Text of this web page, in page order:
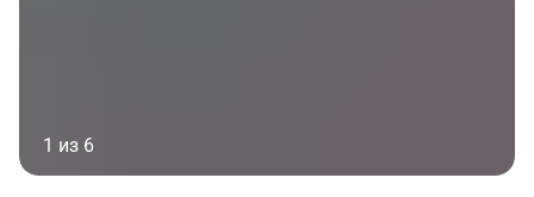
1 из 6